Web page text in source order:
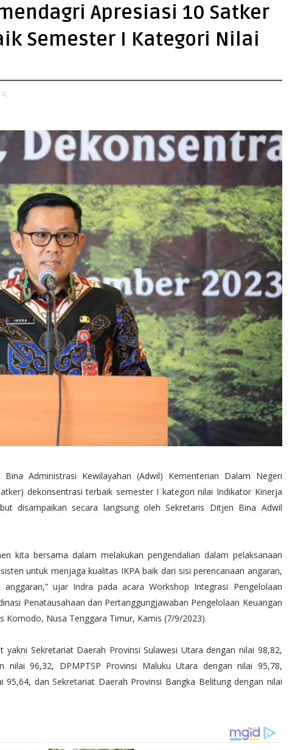
Apresiasi 10 Satker
Semester I Kategori Nilai
Administrasi Kewilayahan (Adwil) Kementerian Dalam Negeri
dekonsentrasi terbaik semester I kategori nilai Indikator Kinerja
disampaikan secara langsung oleh Sekretaris Ditjen Bina Adwil
kita bersama dalam melakukan pengendalian dalam pelaksanaan
untuk menjaga kualitas IKPA baik dari sisi perencanaan angaran,
ujar Indra pada acara Workshop Integrasi Pengelolaan
Penatausahaan dan Pertanggungjawaban Pengelolaan Keuangan
Komodo, Nusa Tenggara Timur, Kamis (7/9/2023).
Sekretariat Daerah Provinsi Sulawesi Utara dengan nilai 98,82,
nilai 96,32, DPMPTSP Provinsi Maluku Utara dengan nilai 95,78,
95,64, dan Sekretariat Daerah Provinsi Bangka Belitung dengan nilai